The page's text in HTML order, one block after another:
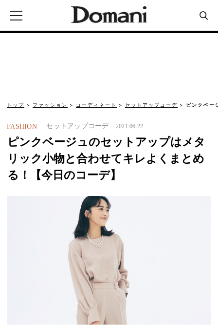
トップ ファッション コーディネート セットアップコーデ ピンクベー
FASHION セットアップコーデ 2021.06.22
ピンクベージュのセットアップはメタ
リック小物と合わせてキレよくまとめ
る！【今日のコーデ】